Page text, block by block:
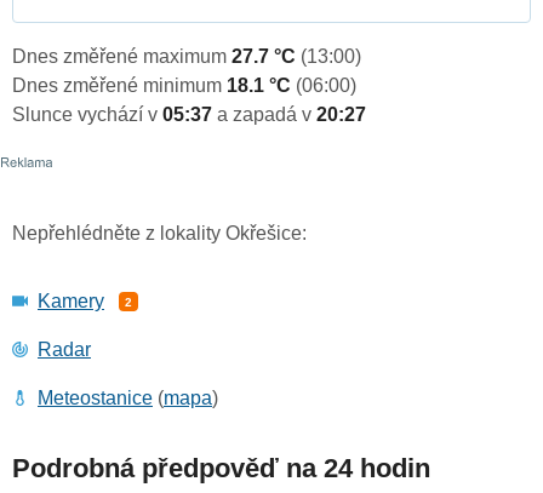
Dnes změřené maximum 27.7 °C (13:00)
Dnes změřené minimum 18.1 °C (06:00)
Slunce vychází v 05:37 a zapadá v 20:27
Nepřehlédněte z lokality Okřešice:
Kamery 2
Radar
Meteostanice (mapa)
Podrobná předpověď na 24 hodin